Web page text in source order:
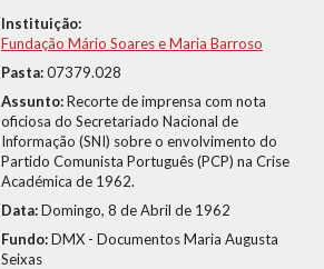
Instituição:
Fundação Mário Soares e Maria Barroso
Pasta:07379.028
Assunto:Recorte de imprensa com nota
oficiosa do Secretariado Nacional de
Informação (SNI) sobre o envolvimento do
Partido Comunista Português (PCP) na Crise
Académica de 1962.
Data:Domingo, 8 de Abril de 1962
Fundo:DMX - Documentos Maria Augusta
Seixas